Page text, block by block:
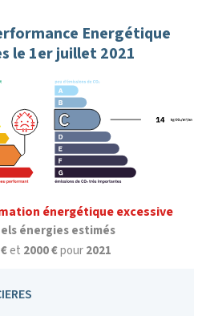
Energétique
le 1er juillet 2021
énergétique excessive
énergies estimés
et 2000 €pour2021